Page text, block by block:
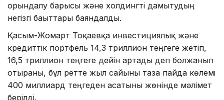
орындалу барысы және холдингті дамытудың
негізгі бағыттары баяндалды.
Қасым-Жомарт Тоқаевқа инвестициялық және
кредиттік портфель 14,3 триллион теңгеге жетіп,
16,5 триллион теңгеге дейін артады деп болжанып
отырғаны, бұл ретте жыл сайынғы таза пайда көлемі
400 миллиард теңгеден асатыны жөнінде мәлімет
берілді.